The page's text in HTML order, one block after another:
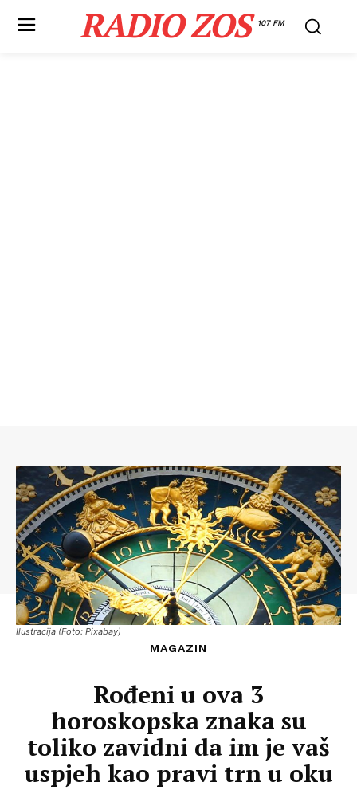
RADIO ZOS 107 FM
Ilustracija (Foto: Pixabay)
MAGAZIN
Rođeni u ova 3
horoskopska znaka su
toliko zavidni da im je vaš
uspjeh kao pravi trn u oku